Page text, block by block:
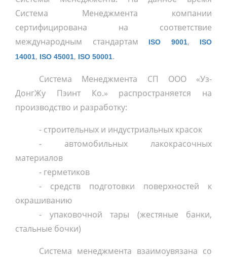
Система Менеджмента компании
сертифицирована на соответствие
международным стандартам
ISO 9001,
ISO
14001, ISO 45001, ISO 50001.
Система Менеджмента СП ООО «Уз-
ДонгЖу Пэинт Ко.» распространяется на
производство и разработку:
- строительных и индустриальных красок
- автомобильных лакокрасочных
материалов
- герметиков
- средств подготовки поверхностей к
окрашиванию
- упаковочной тары (жестяные банки,
стальные бочки)
Система менеджмента взаимоувязана со